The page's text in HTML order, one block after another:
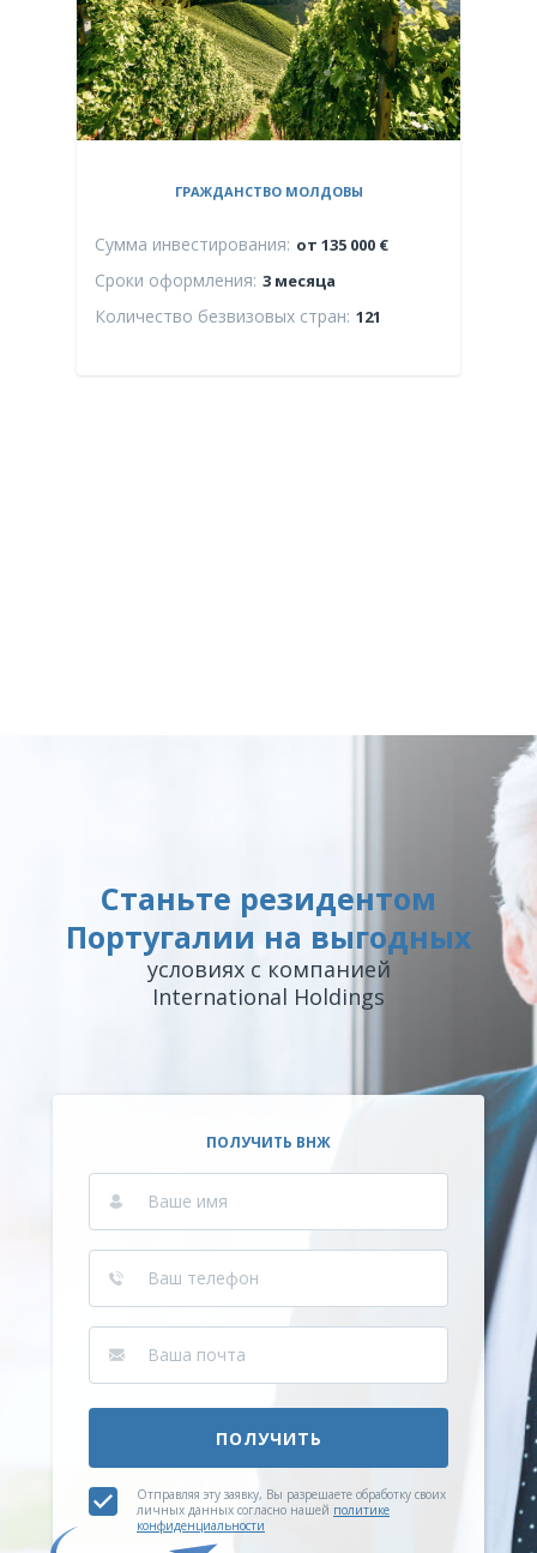
ГРАЖДАНСТВО МОЛДОВЫ
Сумма инвестирования: от 135 000 €
Сроки оформления: 3 месяца
Количество безвизовых стран: 121
Станьте резидентом
Португалии на выгодных
условиях с компанией
International Holdings
ПОЛУЧИТЬ ВНЖ
ПОЛУЧИТЬ
Отправляя эту заявку, Вы разрешаете обработку своих
личных данных согласно нашей политике
конфиденциальности